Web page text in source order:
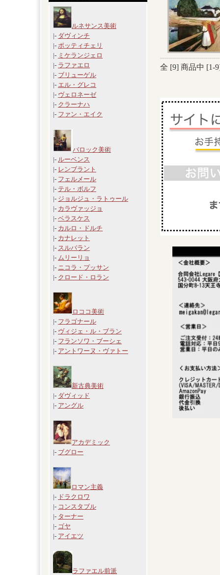
ルネサンス美術
|- ダヴィンチ
|- ボッティチェリ
|- ミケランジェロ
|- ラファエロ
|- ブリューゲル
|- エル・グレコ
|- ヴェロネーゼ
|- クラーナハ
|- ファン・エイク
バロック美術
|- ルーベンス
|- レンブラント
|- フェルメール
|- テル・ボルフ
|- ジョルジュ・ラトゥール
|- カラヴァッジョ
|- ベラスケス
|- カルロ・ドルチ
|- カナレット
|- スルバラン
|- ムリーリョ
|- ニコラ・プッサン
|- クロード・ロラン
ロココ美術
|- フラゴナール
|- ヴィジェ・ル・ブラン
|- フランソワ・ブーシェ
|- アントワーヌ・ヴァトー
新古典美術
|- ダヴィッド
|- アングル
アカデミック
|- ブグロー
ロマン主義
|- ドラクロワ
|- コンスタブル
|- ターナー
|- ゴヤ
|- アイエツ
ラファエル前派
全 [9] 商品中 [1-9